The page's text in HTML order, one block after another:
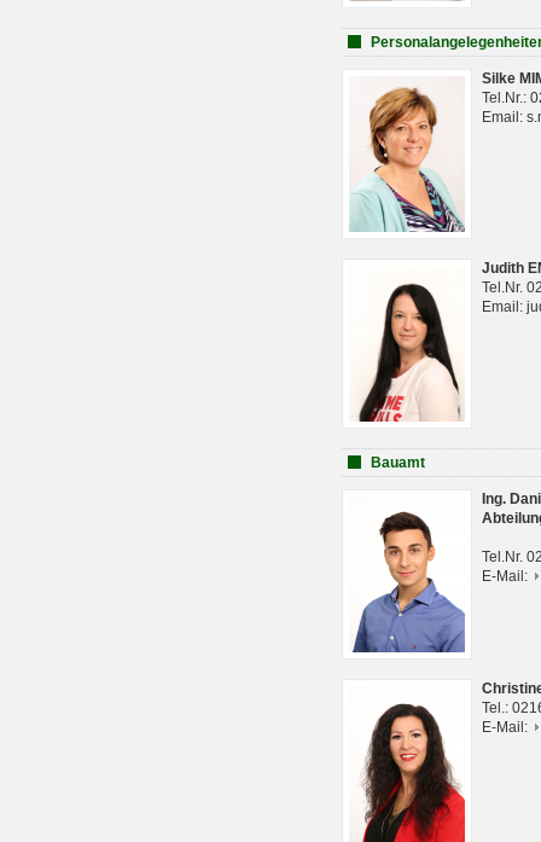
Silke
Tel.Nr.:
Email:
Judith
Tel.Nr.
Email:
Bauamt
Ing.
Tel.Nr.
E-Mail:
Tel.:
E-Mail: